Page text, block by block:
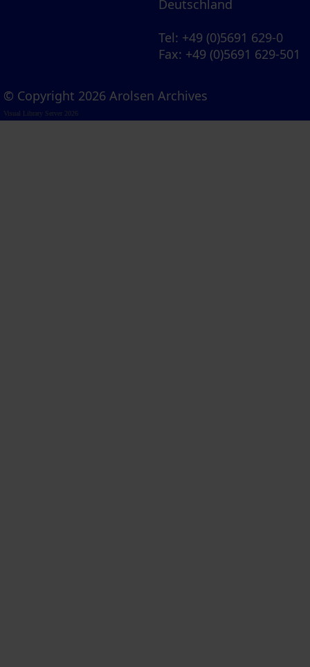
Deutschland
Tel: +49 (0)5691 629-0
Fax: +49 (0)5691 629-501
© Copyright 2026 Arolsen Archives
Visual Library Server 2026